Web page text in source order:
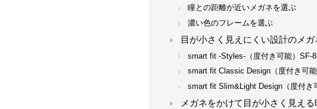
瞳との距離が近いメガネを選ぶ
濃い色のフレームを選ぶ
目が小さく見えにくい設計のメガ
smart fit -Styles-（度付き可能）SF-
smart fit Classic Design（度付き可能
smart fit Slim&Light Design（度付き
メガネをかけて目が小さく見え